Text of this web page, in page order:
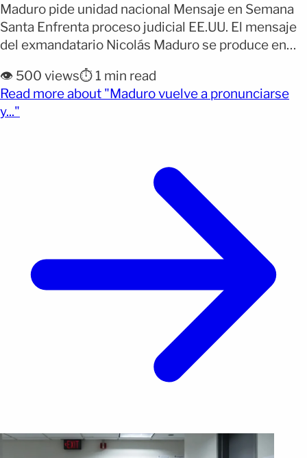
Maduro pide unidad nacional Mensaje en Semana
Santa Enfrenta proceso judicial EE.UU. El mensaje
del exmandatario Nicolás Maduro se produce en
en un contexto de transición política en Venezuela.
Maduro pide unidad y reconciliación en mensaje de
Semana Santa ¡Domingo de Resurrección! 🙏🏼
👁️ 500 views⏱️ 1 min read
Read more about "Maduro vuelve a pronunciarse
y..."